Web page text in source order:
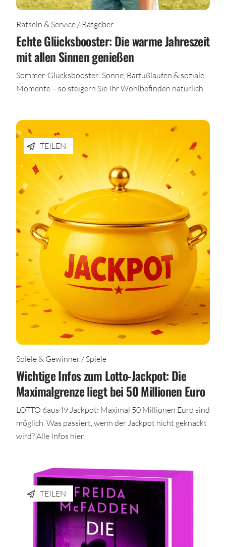
Rätseln & Service / Ratgeber
Echte Glücksbooster: Die warme Jahreszeit
mit allen Sinnen genießen
Sommer-Glücksbooster: Sonne, Barfußlaufen & soziale
Momente – so steigern Sie Ihr Wohlbefinden natürlich.
TEILEN
Spiele & Gewinner / Spiele
Wichtige Infos zum Lotto-Jackpot: Die
Maximalgrenze liegt bei 50 Millionen Euro
LOTTO 6aus49 Jackpot: Maximal 50 Millionen Euro sind
möglich. Was passiert, wenn der Jackpot nicht geknackt
wird? Alle Infos hier.
TEILEN